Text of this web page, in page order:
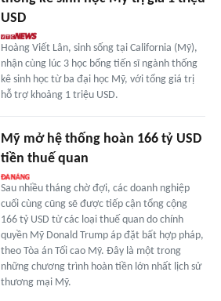
USD
Hoàng Viết Lân, sinh sống tại California (Mỹ),
nhận cùng lúc 3 học bổng tiến sĩ ngành thống
kê sinh học từ ba đại học Mỹ, với tổng giá trị
hỗ trợ khoảng 1 triệu USD.
Mỹ mở hệ thống hoàn 166 tỷ USD
tiền thuế quan
Sau nhiều tháng chờ đợi, các doanh nghiệp
cuối cùng cũng sẽ được tiếp cận tổng cộng
166 tỷ USD từ các loại thuế quan do chính
quyền Mỹ Donald Trump áp đặt bất hợp pháp,
theo Tòa án Tối cao Mỹ. Đây là một trong
những chương trình hoàn tiền lớn nhất lịch sử
thương mại Mỹ.